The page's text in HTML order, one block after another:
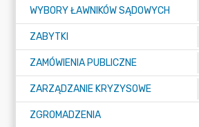
WYBORY ŁAWNIKÓW SĄDOWYCH
ZABYTKI
ZAMÓWIENIA PUBLICZNE
ZARZĄDZANIE KRYZYSOWE
ZGROMADZENIA